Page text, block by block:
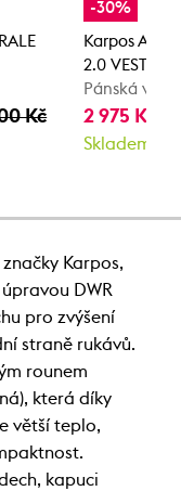
Kč
-30%
Karpos
2.0 VEST
Pánská
2 975 Kč
Skladem
Karpos,
DWR
pro zvýšení
straně rukávů.
rounem
která díky
větší teplo,
kapuci